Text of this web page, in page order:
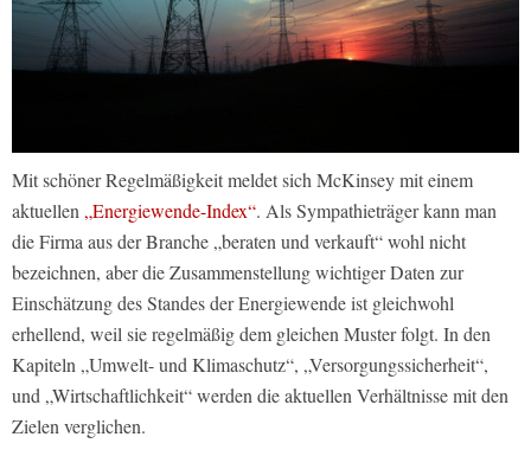
Mit schöner Regelmäßigkeit meldet sich McKinsey mit einem
aktuellen„Energiewende-Index“. Als Sympathieträger kann man
die Firma aus der Branche „beraten und verkauft“ wohl nicht
bezeichnen, aber die Zusammenstellung wichtiger Daten zur
Einschätzung des Standes der Energiewende ist gleichwohl
erhellend, weil sie regelmäßig dem gleichen Muster folgt. In den
Kapiteln „Umwelt- und Klimaschutz“, „Versorgungssicherheit“,
und „Wirtschaftlichkeit“ werden die aktuellen Verhältnisse mit den
Zielen verglichen.